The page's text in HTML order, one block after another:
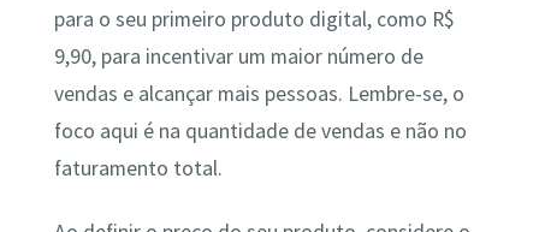
para o seu primeiro produto digital, como R$
9,90, para incentivar um maior número de
vendas e alcançar mais pessoas. Lembre-se, o
foco aqui é na quantidade de vendas e não no
faturamento total.